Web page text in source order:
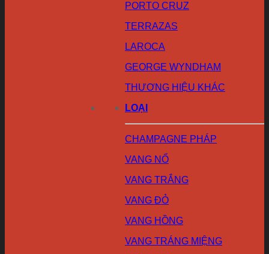
PORTO CRUZ
TERRAZAS
LAROCA
GEORGE WYNDHAM
THƯƠNG HIỆU KHÁC
LOẠI
CHAMPAGNE PHÁP
VANG NỔ
VANG TRẮNG
VANG ĐỎ
VANG HỒNG
VANG TRÁNG MIỆNG